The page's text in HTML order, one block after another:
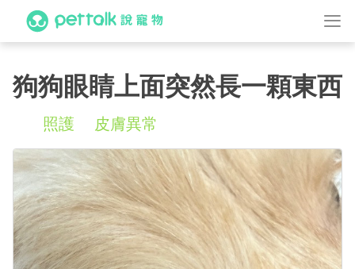
狗狗眼睛上面突然長一顆東西
照護 皮膚異常